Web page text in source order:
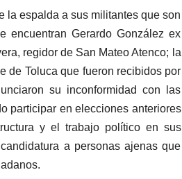
la espalda a sus militantes que son
encuentran Gerardo González ex
regidor de San Mateo Atenco; la
de Toluca que fueron recibidos por
su inconformidad con las
participar en elecciones anteriores
y el trabajo político en sus
a personas ajenas que